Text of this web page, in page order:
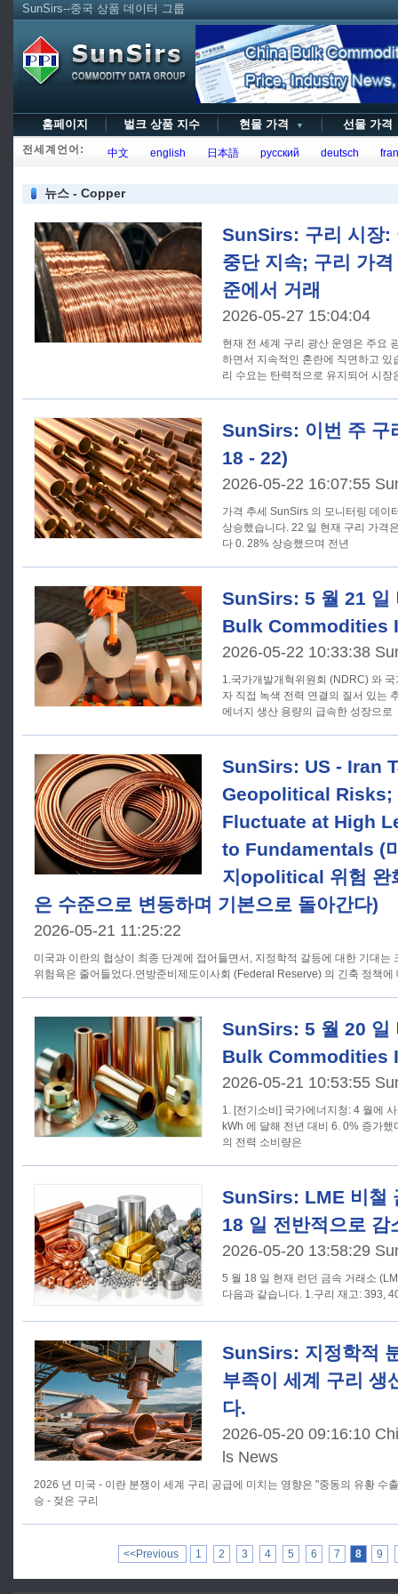
SunSirs--중국 상품 데이터 그룹
홈페이지 벌크 상품 지수 현물 가격 ▼ 선물 가
전세계언어: 中文 english 日本語 русский deutsch
뉴스 - Copper
SunSirs: 구리 시장:
중단 지속; 구리 가
준에서 거래
2026-05-27 15:04:04
현재 전 세계 구리 광산 운영은 주요
하면서 지속적인 혼란에 직면하고 있
리 수요는 탄력적으로 유지되어 시장
SunSirs: 이번 주 구
18 - 22)
2026-05-22 16:07:55
가격 추세 SunSirs 의 모니터링 데이터에 따르면, 이번 주 구리 가격은
상승했습니다. 22 일 현재 구리 가격
다 0. 28% 상승했으며 전년
SunSirs: 5 월 21 일
Bulk Commodities
2026-05-22 10:33:38
1.국가개발개혁위원회 (NDRC) 와
자 직접 녹색 전력 연결의 질서 있는
에너지 생산 용량의 급속한 성장으로
SunSirs: US - Iran
Geopolitical Risks;
Fluctuate at High
to Fundamentals (
지opolitical 위험 완
은 수준으로 변동하며 기본으로 돌아간다)
2026-05-21 11:25:22
미국과 이란의 협상이 최종 단계에 접어들면서, 지정학적 갈등에 대한 기대는
위험욕은 줄어들었다.연방준비제도이사회 (Federal Reserve) 의 긴축 정책
SunSirs: 5 월 20 일
Bulk Commodities
2026-05-21 10:53:55
1. [전기소비] 국가에너지청: 4 월에
kWh 에 달해 전년 대비 6. 0% 증가
의 전력 소비량은
SunSirs: LME 비철
18 일 전반적으로 감
2026-05-20 13:58:29
5 월 18 일 현재 런던 금속 거래소
다음과 같습니다. 1.구리
SunSirs: 지정학적
부족이 세계 구리 생
다.
2026-05-20 09:16:10
ls News
2026 년 미국 - 이란 분쟁이 세계 구리 공급에 미치는 영향은 "중동의 유황 수
승 - 젖은 구리
<<Previous 1 2 3 4 5 6 7 8 9